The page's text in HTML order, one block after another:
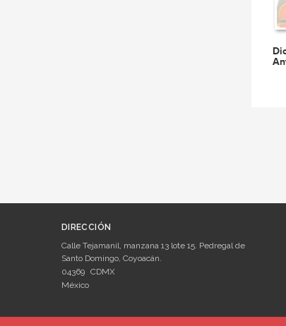
DIRECCIÓN
Calle Tejamanil, manzana 13 lote 15. Pedregal de
Santo Domingo, Coyoacán.
04369 CDMX
México